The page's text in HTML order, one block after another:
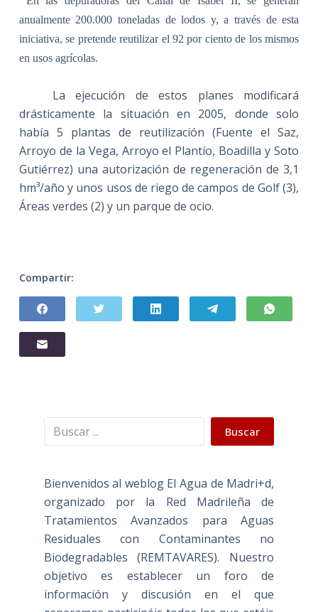
anualmente 200.000 toneladas de lodos y, a través de esta
iniciativa, se pretende reutilizar el 92 por ciento de los mismos
en usos agrícolas.
La ejecución de estos planes modificará
drásticamente la situación en 2005, donde solo
había 5 plantas de reutilización (Fuente el Saz,
Arroyo de la Vega, Arroyo el Plantío, Boadilla y Soto
Gutiérrez) una autorización de regeneración de 3,1
hm³/año y unos usos de riego de campos de Golf (3),
Áreas verdes (2) y un parque de ocio.
Compartir:
Buscar Buscar
Bienvenidos al weblog El Agua de Madri+d,
organizado por la Red Madrileña de
Tratamientos Avanzados para Aguas
Residuales con Contaminantes no
Biodegradables (REMTAVARES). Nuestro
objetivo es establecer un foro de
información y discusión en el que